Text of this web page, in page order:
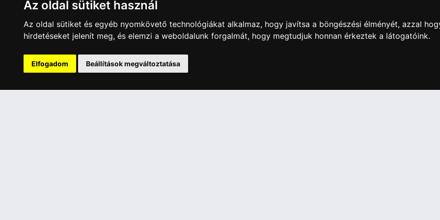
Az oldal sütiket használ
Az oldal sütiket és egyéb nyomkövető technológiákat alkalmaz, hogy javítsa a böngészési élményét, azzal
hirdetéseket jelenít meg, és elemzi a weboldalunk forgalmát, hogy megtudjuk honnan érkeztek a látogatóink.
Elfogadom Beállítások megváltoztatása
116 650 Ft
A Kormány döntése alapján a kereskedő tartós adathordozó termék vásárlásakor köteles a fogyasztó
Hatóság honlapján: